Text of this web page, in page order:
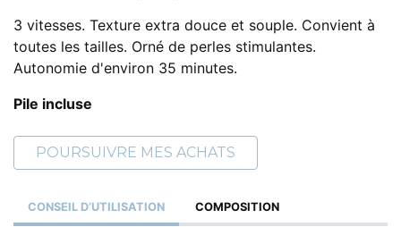
3 vitesses. Texture extra douce et souple. Convient à
toutes les tailles. Orné de perles stimulantes.
Autonomie d'environ 35 minutes.
Pile incluse
POURSUIVRE MES ACHATS
CONSEIL D’UTILISATION COMPOSITION